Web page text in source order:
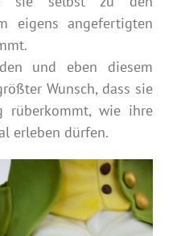
eigens angefertigten
und eben diesem
Wunsch, dass sie
rüberkommt, wie ihre
erleben dürfen.